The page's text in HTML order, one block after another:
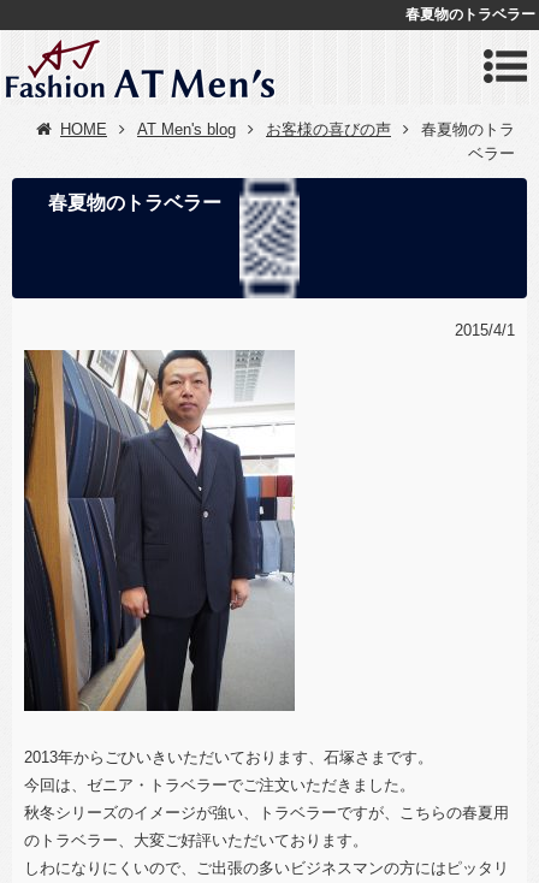
春夏物のトラベラー
HOME AT Men's blog お客様の喜びの声
春夏物のトラ
ベラー
春夏物のトラベラー
2015/4/1
2013年からごひいきいただいております、石塚さまです。
今回は、ゼニア・トラベラーでご注文いただきました。
秋冬シリーズのイメージが強い、トラベラーですが、こちらの春夏用
のトラベラー、大変ご好評いただいております。
しわになりにくいので、ご出張の多いビジネスマンの方にはピッタリ